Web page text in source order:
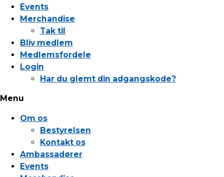
Events
Merchandise
Tak til
Bliv medlem
Medlemsfordele
Login
Har du glemt din adgangskode?
Menu
Om os
Bestyrelsen
Kontakt os
Ambassadører
Events